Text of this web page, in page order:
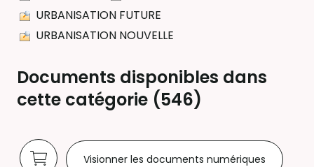
URBANISATION FUTURE
URBANISATION NOUVELLE
Documents disponibles dans
cette catégorie (546)
Visionner les documents numériques